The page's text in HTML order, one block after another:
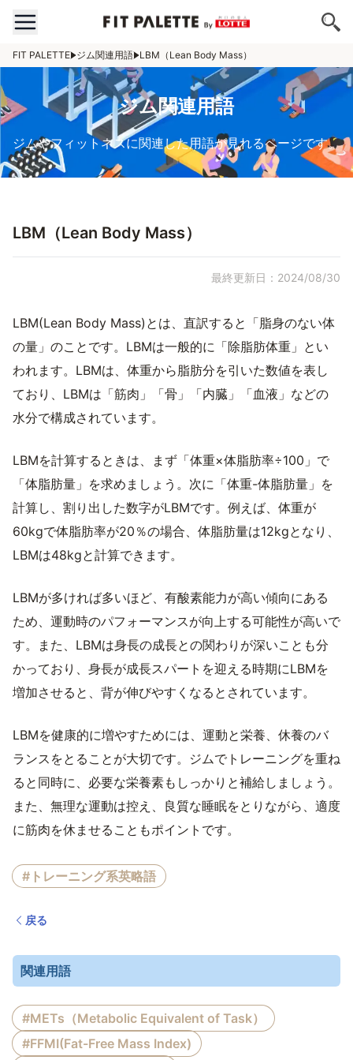
FIT PALETTE ジム関連用語 LBM（Lean Body Mass）
ジム関連用語
ジムやフィットネスに関連した用語が見れるページです。
LBM（Lean Body Mass）
最終更新日：2024/08/30
LBM(Lean Body Mass)とは、直訳すると「脂身のない体
の量」のことです。LBMは一般的に「除脂肪体重」とい
われます。LBMは、体重から脂肪分を引いた数値を表し
ており、LBMは「筋肉」「骨」「内臓」「血液」などの
水分で構成されています。
LBMを計算するときは、まず「体重×体脂肪率÷100」で
「体脂肪量」を求めましょう。次に「体重-体脂肪量」を
計算し、割り出した数字がLBMです。例えば、体重が
60kgで体脂肪率が20％の場合、体脂肪量は12kgとなり、
LBMは48kgと計算できます。
LBMが多ければ多いほど、有酸素能力が高い傾向にある
ため、運動時のパフォーマンスが向上する可能性が高いで
す。また、LBMは身長の成長との関わりが深いことも分
かっており、身長が成長スパートを迎える時期にLBMを
増加させると、背が伸びやすくなるとされています。
LBMを健康的に増やすためには、運動と栄養、休養のバ
ランスをとることが大切です。ジムでトレーニングを重ね
ると同時に、必要な栄養素もしっかりと補給しましょう。
また、無理な運動は控え、良質な睡眠をとりながら、適度
に筋肉を休ませることもポイントです。
#トレーニング系英略語
戻る
関連用語
#METs（Metabolic Equivalent of Task）
#FFMI(Fat-Free Mass Index)